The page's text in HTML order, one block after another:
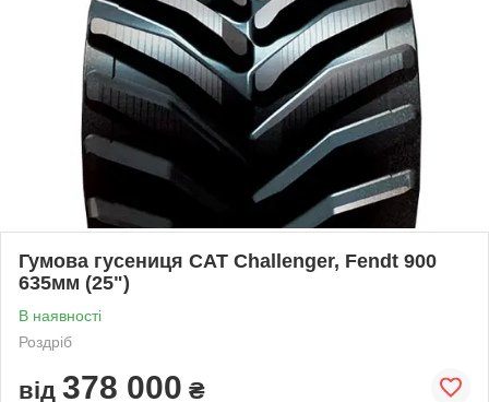
Гумова гусениця CAT Challenger, Fendt 900
635мм (25")
В наявності
Роздріб
від 378 000 ₴